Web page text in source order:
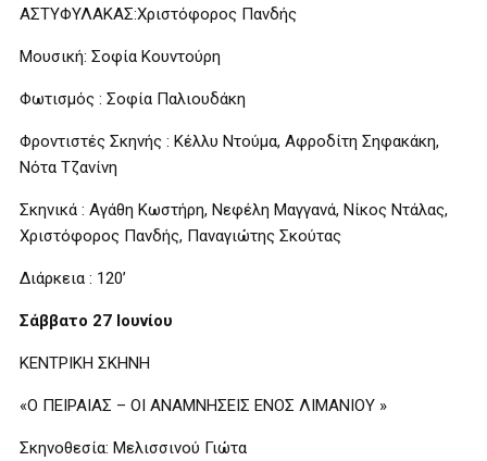
ΑΣΤΥΦΥΛΑΚΑΣ:Χριστόφορος Πανδής
Μουσική: Σοφία Κουντούρη
Φωτισμός : Σοφία Παλιουδάκη
Φροντιστές Σκηνής : Κέλλυ Ντούμα, Αφροδίτη Σηφακάκη,
Νότα Τζανίνη
Σκηνικά : Αγάθη Κωστήρη, Νεφέλη Μαγγανά, Νίκος Ντάλας,
Χριστόφορος Πανδής, Παναγιώτης Σκούτας
Διάρκεια : 120’
Σάββατο 27 Ιουνίου
ΚΕΝΤΡΙΚΗ ΣΚΗΝΗ
«Ο ΠΕΙΡΑΙΑΣ – ΟΙ ΑΝΑΜΝΗΣΕΙΣ ΕΝΟΣ ΛΙΜΑΝΙΟΥ »
Σκηνοθεσία: Μελισσινού Γιώτα